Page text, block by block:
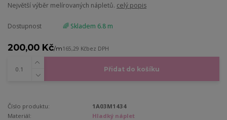
Největší výběr melírovaných nápletů. celý popis
Dostupnost 🌈 Skladem 6.8 m
200,00 Kč/m165,29 Kčbez DPH
Přidat do košíku
Číslo produktu:
1A03M1434
Materiál:
Hladký náplet